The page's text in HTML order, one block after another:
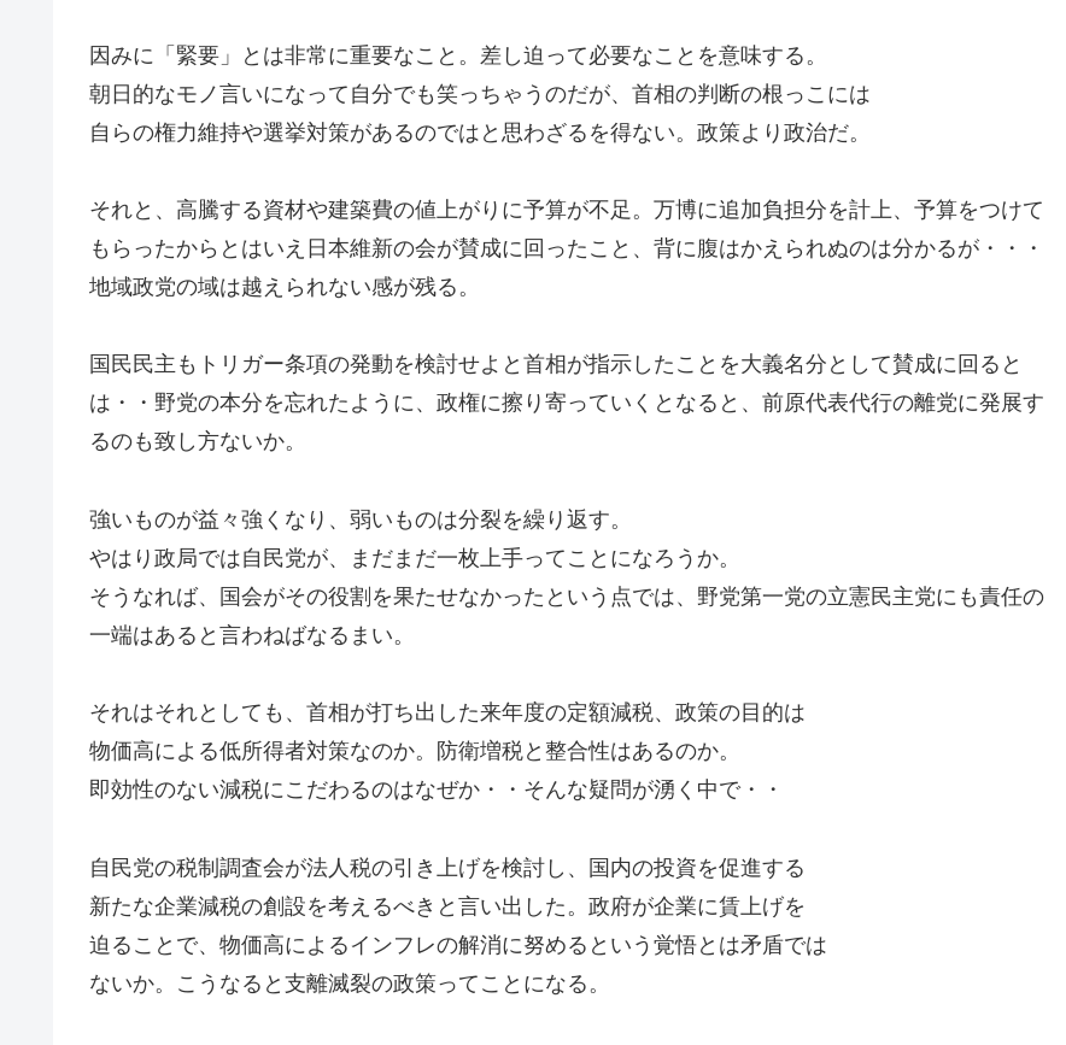
因みに「緊要」とは非常に重要なこと。差し迫って必要なことを意味する。
朝日的なモノ言いになって自分でも笑っちゃうのだが、首相の判断の根っこには
自らの権力維持や選挙対策があるのではと思わざるを得ない。政策より政治だ。
それと、高騰する資材や建築費の値上がりに予算が不足。万博に追加負担分を計上、予算をつけて
もらったからとはいえ日本維新の会が賛成に回ったこと、背に腹はかえられぬのは分かるが・・・
地域政党の域は越えられない感が残る。
国民民主もトリガー条項の発動を検討せよと首相が指示したことを大義名分として賛成に回ると
は・・野党の本分を忘れたように、政権に擦り寄っていくとなると、前原代表代行の離党に発展す
るのも致し方ないか。
強いものが益々強くなり、弱いものは分裂を繰り返す。
やはり政局では自民党が、まだまだ一枚上手ってことになろうか。
そうなれば、国会がその役割を果たせなかったという点では、野党第一党の立憲民主党にも責任の
一端はあると言わねばなるまい。
それはそれとしても、首相が打ち出した来年度の定額減税、政策の目的は
物価高による低所得者対策なのか。防衛増税と整合性はあるのか。
即効性のない減税にこだわるのはなぜか・・そんな疑問が湧く中で・・
自民党の税制調査会が法人税の引き上げを検討し、国内の投資を促進する
新たな企業減税の創設を考えるべきと言い出した。政府が企業に賃上げを
迫ることで、物価高によるインフレの解消に努めるという覚悟とは矛盾では
ないか。こうなると支離滅裂の政策ってことになる。